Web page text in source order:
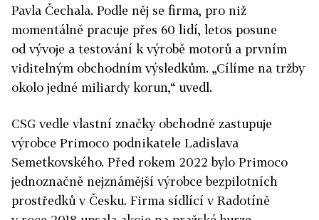
Pavla Čechala. Podle něj se firma, pro niž
momentálně pracuje přes 60 lidí, letos posune
od vývoje a testování k výrobě motorů a prvním
viditelným obchodním výsledkům. „Cílíme na tržby
okolo jedné miliardy korun,“ uvedl.
CSG vedle vlastní značky obchodně zastupuje
výrobce Primoco podnikatele Ladislava
Semetkovského. Před rokem 2022 bylo Primoco
jednoznačně nejznámější výrobce bezpilotních
prostředků v Česku. Firma sídlící v Radotíně